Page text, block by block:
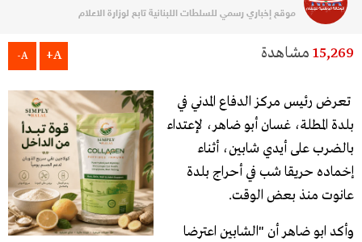
موقع إخباري رسمي للسلطات اللبنانية تابع لوزارة الاعلام
15,269 مشاهدة A+
A-
تعرض رئيس مركز الدفاع المدني في
بلدة المطلة، غسان أبو ضاهر، لإعتداء
بالضرب على أيدي شابين، أثناء
إخماده حريقا شب في أحراج بلدة
عانوت منذ بعض الوقت.
وأكد ابو ضاهر أن "الشابين اعترضا